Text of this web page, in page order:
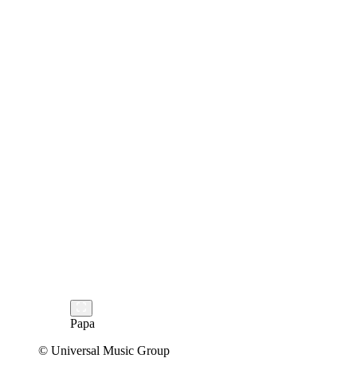
Papa
© Universal Music Group